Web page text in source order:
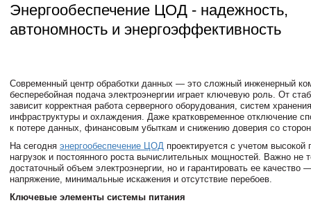
Энергообеспечение ЦОД - надежность,
автономность и энергоэффективность
Современный центр обработки данных — это сложный инженерный
бесперебойная подача электроэнергии играет ключевую роль. От
зависит корректная работа серверного оборудования, систем
инфраструктуры и охлаждения. Даже кратковременное отключение
к потере данных, финансовым убыткам и снижению доверия со
На сегодня энергообеспечение ЦОД проектируется с учетом высокой
нагрузок и постоянного роста вычислительных мощностей. Важно не
достаточный объем электроэнергии, но и гарантировать ее качество
напряжение, минимальные искажения и отсутствие перебоев.
Ключевые элементы системы питания